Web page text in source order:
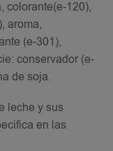
colorante(e-120),
aroma,
(e-301),
conservador (e-
de soja.
leche y sus
en las